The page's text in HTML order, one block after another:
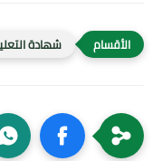
شهادة